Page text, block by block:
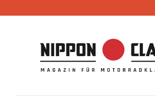
Inhalt